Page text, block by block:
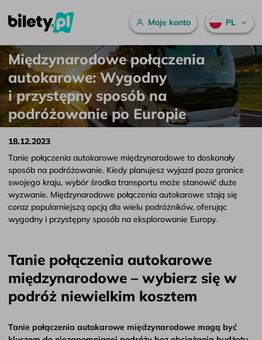
Przejdź do treści
Międzynarodowe połączenia autokarowe: Wygodny i przystępny
Menu główne
Moje konto PL
Międzynarodowe połączenia
autokarowe: Wygodny
i przystępny sposób na
podróżowanie po Europie
18.12.2023
Tanie połączenia autokarowe międzynarodowe to doskonały
sposób na podróżowanie. Kiedy planujesz wyjazd poza granice
swojego kraju, wybór środka transportu może stanowić duże
wyzwanie. Międzynarodowe połączenia autokarowe stają się
coraz popularniejszą opcją dla wielu podróżników, oferując
wygodny i przystępny sposób na eksplorowanie Europy.
Tanie połączenia autokarowe
międzynarodowe – wybierz się w
podróż niewielkim kosztem
Tanie połączenia autokarowe międzynarodowe mogą być